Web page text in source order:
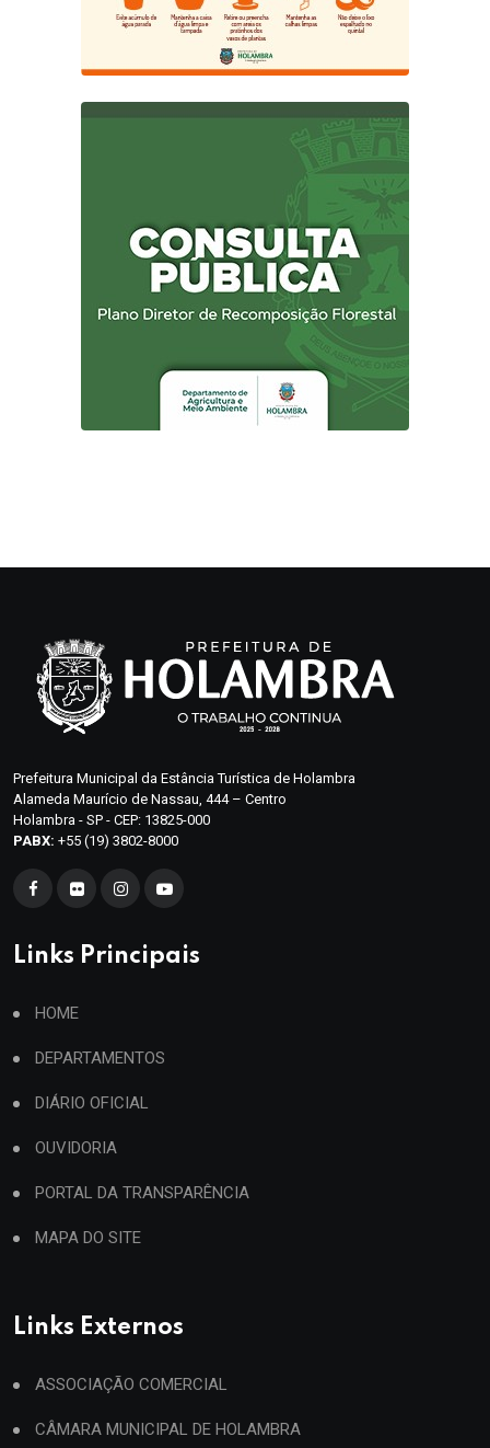
Prefeitura Municipal da Estância Turística de Holambra
Alameda Maurício de Nassau, 444 – Centro
Holambra - SP - CEP: 13825-000
PABX: +55 (19) 3802-8000
Links Principais
HOME
DEPARTAMENTOS
DIÁRIO OFICIAL
OUVIDORIA
PORTAL DA TRANSPARÊNCIA
MAPA DO SITE
Links Externos
ASSOCIAÇÃO COMERCIAL
CÂMARA MUNICIPAL DE HOLAMBRA